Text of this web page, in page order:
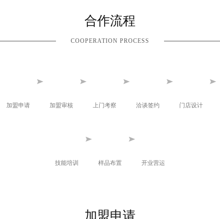
合作流程
COOPERATION PROCESS
加盟申请 加盟审核 上门考察 洽谈签约 门店设计
技能培训 样品布置 开业营运
加盟申请